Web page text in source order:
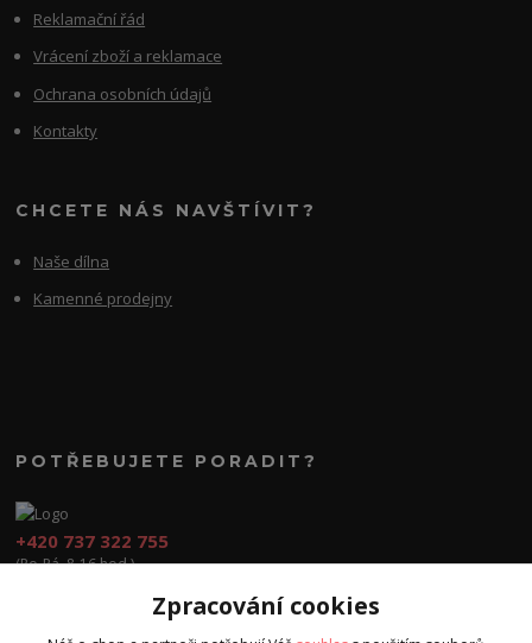
Reklamační řád
Vrácení zboží a reklamace
Ochrana osobních údajů
Kontakty
CHCETE NÁS NAVŠTÍVIT?
Naše dílna
Kamenné prodejny
POTŘEBUJETE PORADIT?
+420 737 322 755
(Po-Pá, 8-16 hod.)
obchod@cvook.czZpracování cookies